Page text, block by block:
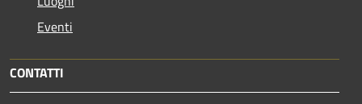
Eventi
CONTATTI